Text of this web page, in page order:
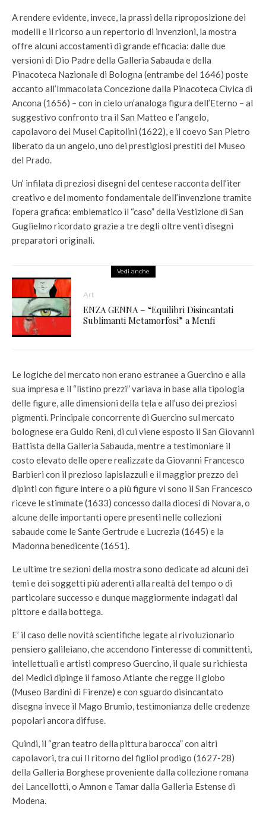
A rendere evidente, invece, la prassi della riproposizione dei
modelli e il ricorso a un repertorio di invenzioni, la mostra
offre alcuni accostamenti di grande efficacia: dalle due
versioni di Dio Padre della Galleria Sabauda e della
Pinacoteca Nazionale di Bologna (entrambe del 1646) poste
accanto all’Immacolata Concezione dalla Pinacoteca Civica di
Ancona (1656) – con in cielo un’analoga figura dell’Eterno – al
suggestivo confronto tra il San Matteo e l’angelo,
capolavoro dei Musei Capitolini (1622), e il coevo San Pietro
liberato da un angelo, uno dei prestigiosi prestiti del Museo
del Prado.
Un’ infilata di preziosi disegni del centese racconta dell’iter
creativo e del momento fondamentale dell’invenzione tramite
l’opera grafica: emblematico il “caso” della Vestizione di San
Guglielmo ricordato grazie a tre degli oltre venti disegni
preparatori originali.
Vedi anche
Art
ENZA GENNA – “Equilibri Disincantati
Sublimanti Metamorfosi” a Menfi
Le logiche del mercato non erano estranee a Guercino e alla
sua impresa e il “listino prezzi” variava in base alla tipologia
delle figure, alle dimensioni della tela e all’uso dei preziosi
pigmenti. Principale concorrente di Guercino sul mercato
bolognese era Guido Reni, di cui viene esposto il San Giovanni
Battista della Galleria Sabauda, mentre a testimoniare il
costo elevato delle opere realizzate da Giovanni Francesco
Barbieri con il prezioso lapislazzuli e il maggior prezzo dei
dipinti con figure intere o a più figure vi sono il San Francesco
riceve le stimmate (1633) concesso dalla diocesi di Novara, o
alcune delle importanti opere presenti nelle collezioni
sabaude come le Sante Gertrude e Lucrezia (1645) e la
Madonna benedicente (1651).
Le ultime tre sezioni della mostra sono dedicate ad alcuni dei
temi e dei soggetti più aderenti alla realtà del tempo o di
particolare successo e dunque maggiormente indagati dal
pittore e dalla bottega.
E’ il caso delle novità scientifiche legate al rivoluzionario
pensiero galileiano, che accendono l’interesse di committenti,
intellettuali e artisti compreso Guercino, il quale su richiesta
dei Medici dipinge il famoso Atlante che regge il globo
(Museo Bardini di Firenze) e con sguardo disincantato
disegna invece il Mago Brumio, testimonianza delle credenze
popolari ancora diffuse.
Quindi, il “gran teatro della pittura barocca” con altri
capolavori, tra cui Il ritorno del figliol prodigo (1627-28)
della Galleria Borghese proveniente dalla collezione romana
dei Lancellotti, o Amnon e Tamar dalla Galleria Estense di
Modena.